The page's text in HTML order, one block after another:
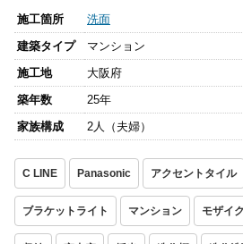
施工箇所
洗面
建築タイプ
マンション
施工地
大阪府
築年数
25年
家族構成
2人（夫婦）
C LINE Panasonic アクセントタイル
ブラケットライト マンション モザイ